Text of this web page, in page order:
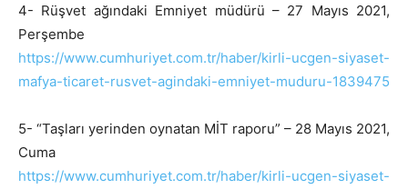
4- Rüşvet ağındaki Emniyet müdürü – 27 Mayıs 2021,
Perşembe
https://www.cumhuriyet.com.tr/haber/kirli-ucgen-siyaset-
mafya-ticaret-rusvet-agindaki-emniyet-muduru-1839475
5- “Taşları yerinden oynatan MİT raporu” – 28 Mayıs 2021,
Cuma
https://www.cumhuriyet.com.tr/haber/kirli-ucgen-siyaset-